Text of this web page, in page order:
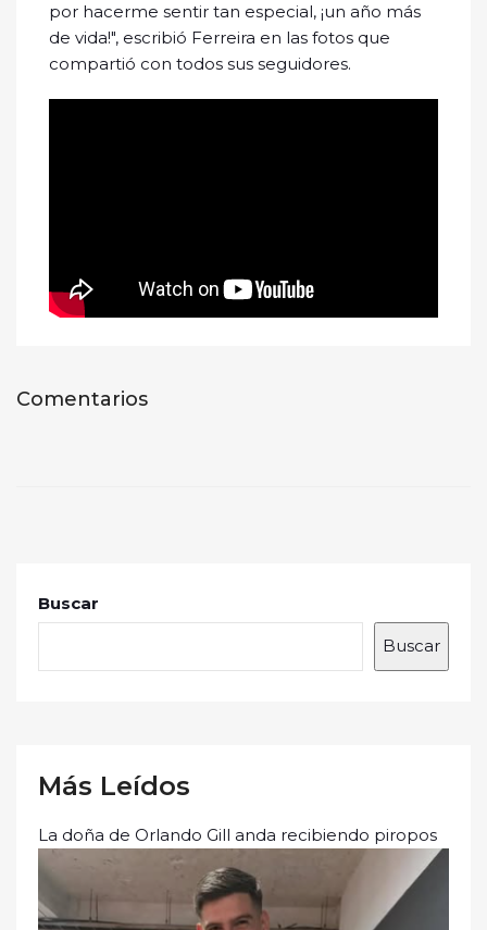
por hacerme sentir tan especial, ¡un año más
de vida!", escribió Ferreira en las fotos que
compartió con todos sus seguidores.
Comentarios
Buscar
Buscar
Más Leídos
La doña de Orlando Gill anda recibiendo piropos